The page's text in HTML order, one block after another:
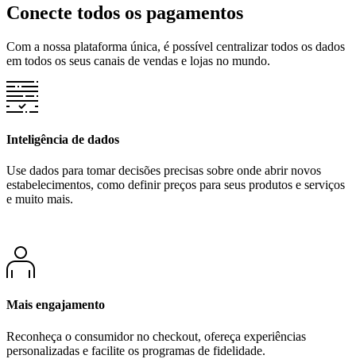
Conecte todos os pagamentos
Com a nossa plataforma única, é possível centralizar todos os dados
em todos os seus canais de vendas e lojas no mundo.
Inteligência de dados
Use dados para tomar decisões precisas sobre onde abrir novos
estabelecimentos, como definir preços para seus produtos e serviços
e muito mais.
Mais engajamento
Reconheça o consumidor no checkout, ofereça experiências
personalizadas e facilite os programas de fidelidade.